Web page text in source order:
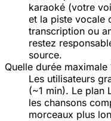
karaoké (votre
et la piste vocale
transcription ou
restez
source.
Quelle durée maximale
Les utilisateurs
(~1 min). Le plan
les chansons
morceaux plus